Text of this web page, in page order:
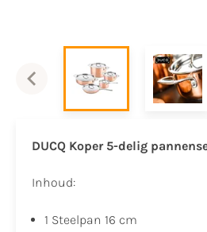
DUCQ Koper 5-delig
Inhoud:
1 Steelpan 16 cm